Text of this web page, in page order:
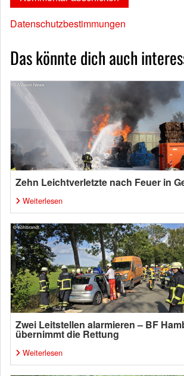
Datenschutzbestimmungen
Das könnte dich auch
Zehn Leichtverletzte nach Feuer in
Weiterlesen
Zwei Leitstellen alarmieren – BF
übernimmt die Rettung
Weiterlesen